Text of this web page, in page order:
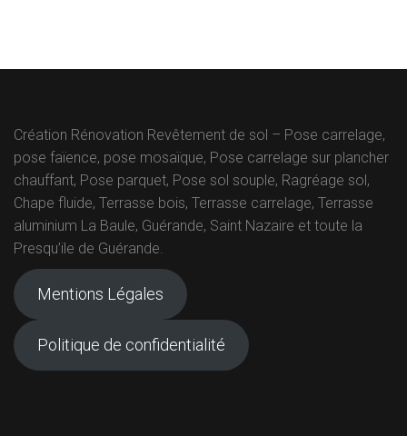
Création Rénovation Revêtement de sol – Pose carrelage,
pose faïence, pose mosaïque, Pose carrelage sur plancher
chauffant, Pose parquet, Pose sol souple, Ragréage sol,
Chape fluide, Terrasse bois, Terrasse carrelage, Terrasse
aluminium La Baule, Guérande, Saint Nazaire et toute la
Presqu’ile de Guérande.
Mentions Légales
Politique de confidentialité